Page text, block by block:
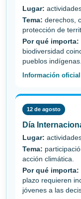
Lugar:
Tema: derechos,
protección de
Por qué importa:
biodiversidad
pueblos indígenas.
Información
12 de agosto
Día
Lugar:
Tema:
acción climática.
Por qué importa:
plazo requieren
jóvenes a las